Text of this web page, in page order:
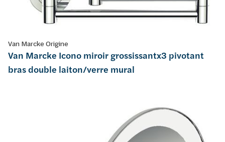
Van Marcke Origine
Van Marcke Icono miroir grossissantx3 pivotant
bras double laiton/verre mural